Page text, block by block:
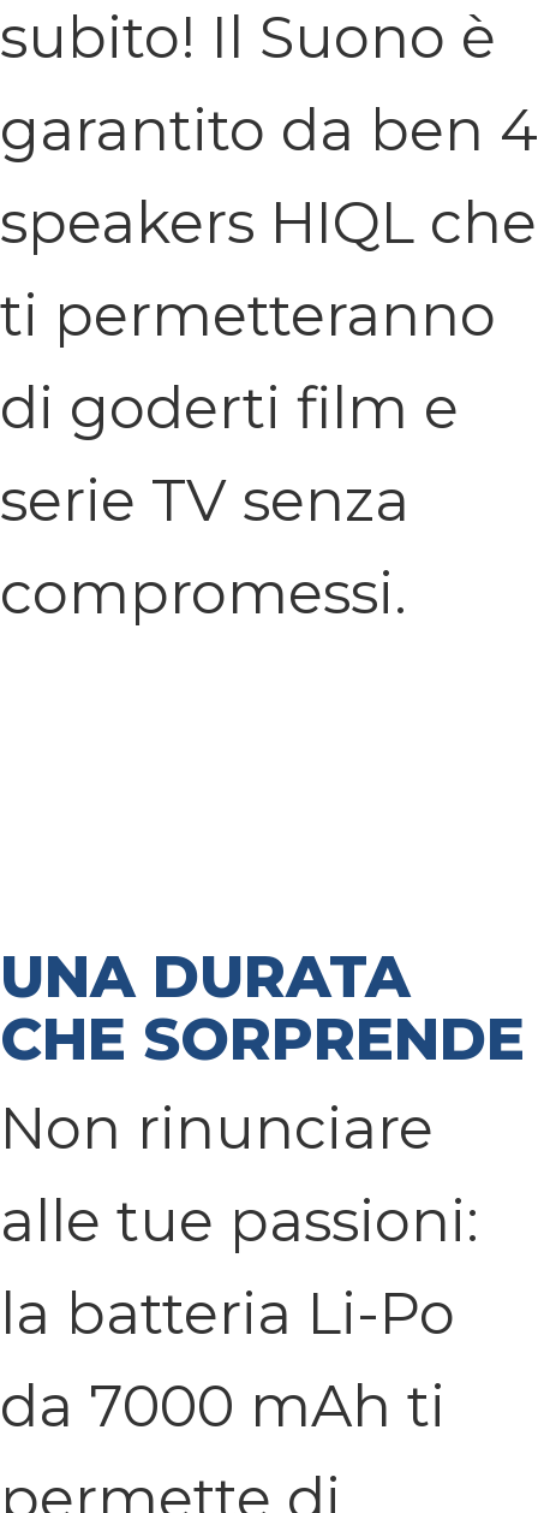
subito! Il Suono è
garantito da ben 4
speakers HIQL che
ti permetteranno
di goderti film e
serie TV senza
compromessi.
UNA DURATA
CHE SORPRENDE
Non rinunciare
alle tue passioni:
la batteria Li-Po
da 7000 mAh ti
permette di